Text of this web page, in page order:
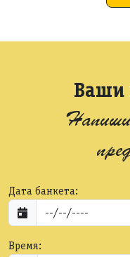
Ваши
Дата банкета:
Время: